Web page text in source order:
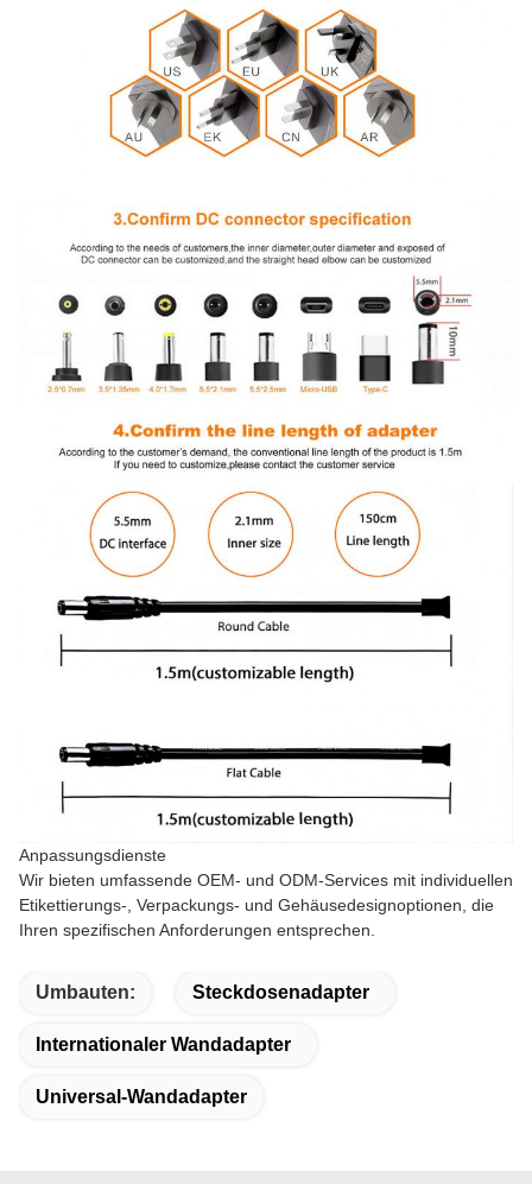
Anpassungsdienste
Wir bieten umfassende OEM- und ODM-Services mit individuellen
Etikettierungs-, Verpackungs- und Gehäusedesignoptionen, die
Ihren spezifischen Anforderungen entsprechen.
Umbauten: Steckdosenadapter
Internationaler Wandadapter
Universal-Wandadapter